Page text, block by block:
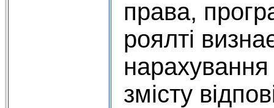
права,
роялті
нарахування
змісту